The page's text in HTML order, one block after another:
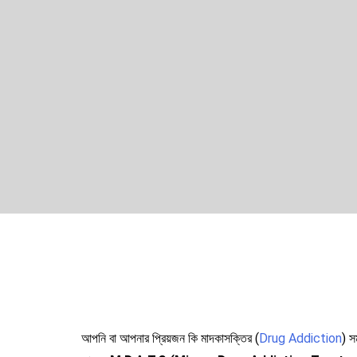
আপনি বা আপনার প্রিয়জন কি মাদকাসক্তির (Drug Addiction)